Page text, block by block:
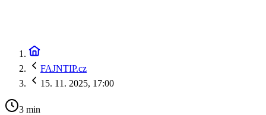
FAJNTIP.cz
15. 11. 2025, 17:00
3 min